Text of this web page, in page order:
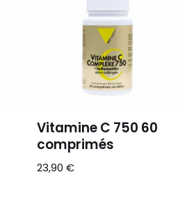
Vitamine C 750 60
comprimés
23,90€